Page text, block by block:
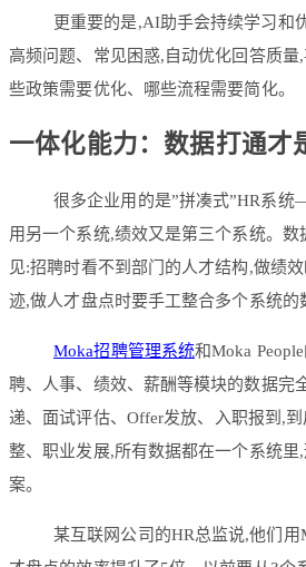
更重要的是,AI助手会持续学习和
高频问题、常见困惑,自动优化回答质量
些政策需要优化、哪些流程需要简化。
一体化能力：数据打通才
很多企业用的是”拼凑式”HR系
用另一个系统,绩效又是第三个系统。
见:招聘时看不到部门的人才结构,做绩
迹,做人才盘点时要手工整合多个系统的
Moka招聘管理系统和Moka
聘、人事、绩效、薪酬等模块的数据完
递、面试评估、Offer发放、入职报到,
整、职业发展,所有数据都在一个系统里
案。
某互联网公司的HR总监说,他们用